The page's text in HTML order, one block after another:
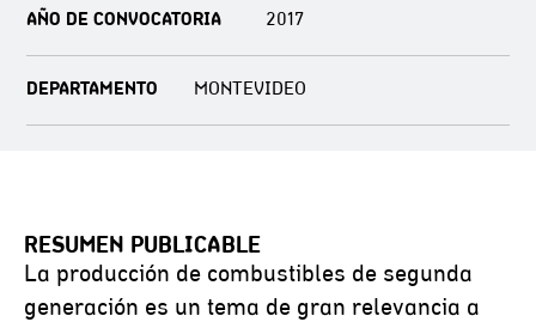
AÑO DE CONVOCATORIA 2017
DEPARTAMENTO MONTEVIDEO
RESUMEN PUBLICABLE
La producción de combustibles de segunda
generación es un tema de gran relevancia a